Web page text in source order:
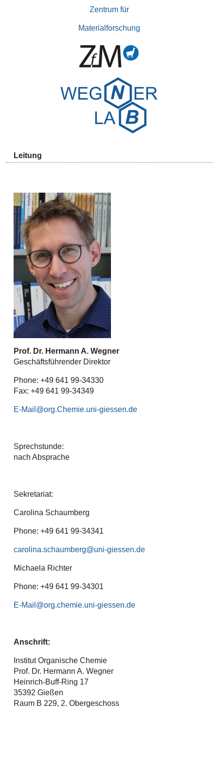
Zentrum für
Materialforschung
Leitung
Prof. Dr. Hermann A. Wegner
Geschäftsführender Direktor
Phone: +49 641 99-34330
Fax: +49 641 99-34349
E-Mail
Sprechstunde:
nach Absprache
Sekretariat:
Carolina Schaumberg
Phone: +49 641 99-34341
carolina.schaumberg
Michaela Richter
Phone: +49 641 99-34301
E-Mail
Anschrift:
Institut Organische Chemie
Prof. Dr. Hermann A. Wegner
Heinrich-Buff-Ring 17
35392 Gießen
Raum B 229, 2. Obergeschoss